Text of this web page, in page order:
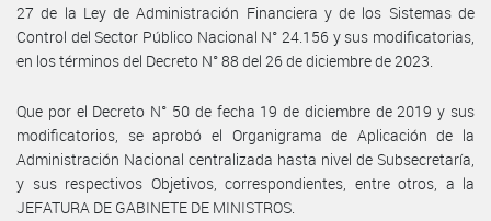
27 de la Ley de Administración Financiera y de los Sistemas de
Control del Sector Público Nacional N° 24.156 y sus modificatorias,
en los términos del Decreto N° 88 del 26 de diciembre de 2023.
Que por el Decreto N° 50 de fecha 19 de diciembre de 2019 y sus
modificatorios, se aprobó el Organigrama de Aplicación de la
Administración Nacional centralizada hasta nivel de Subsecretaría,
y sus respectivos Objetivos, correspondientes, entre otros, a la
JEFATURA DE GABINETE DE MINISTROS.